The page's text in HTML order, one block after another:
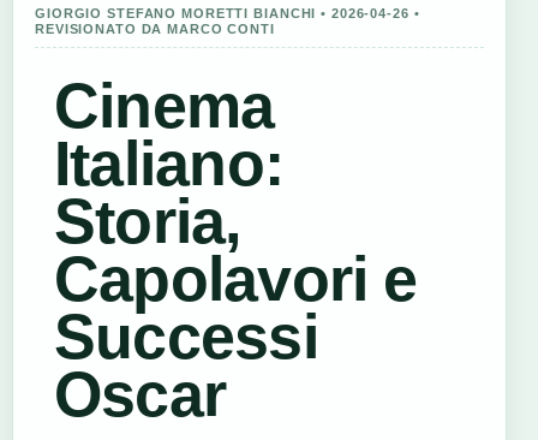
GIORGIO STEFANO MORETTI BIANCHI • 2026-04-26 •
REVISIONATO DA MARCO CONTI
Cinema
Italiano:
Storia,
Capolavori e
Successi
Oscar